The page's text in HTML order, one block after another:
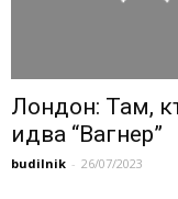
Лондон: Там,
идва “Вагнер”
budilnik - 26/07/2023